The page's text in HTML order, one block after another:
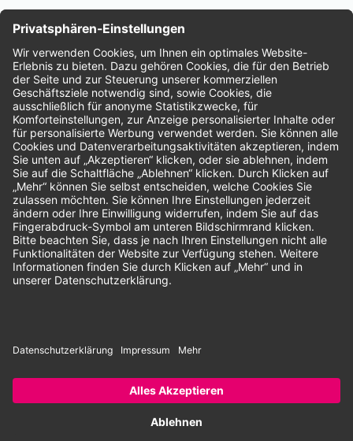
Bewertungen
Unsere Zahlungsarten:
Rechnung SEPA-Lastschrift Vorkasse